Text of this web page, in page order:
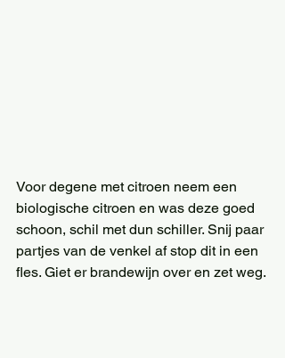
Voor degene met citroen neem een
biologische citroen en was deze goed
schoon, schil met dun schiller. Snij paar
partjes van de venkel af stop dit in een
fles. Giet er brandewijn over en zet weg.